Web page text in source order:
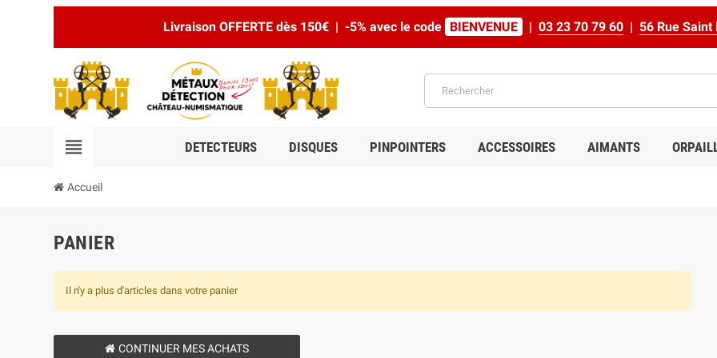
Livraison OFFERTE dès 150€ | -5% avec le code BIENVENUE | 03 23 70 79 60| 56 Rue Saint
view_headline DETECTEURS DISQUES PINPOINTERS ACCESSOIRES AIMANTS
Accueil
PANIER
Il n'y a plus d'articles dans votre panier
CONTINUER MES ACHATS